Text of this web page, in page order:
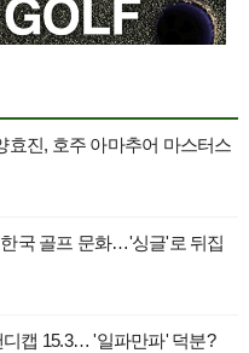
효진, 호주 아마추어 마스터스
국 골프 문화…'싱글'로 뒤집
캡 15.3… '일파만파' 덕분?